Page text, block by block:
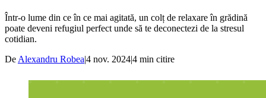
Într-o lume din ce în ce mai agitată, un colț de relaxare în grădină
poate deveni refugiul perfect unde să te deconectezi de la stresul
cotidian.
De Alexandru Robea|4 nov. 2024|4 min citire